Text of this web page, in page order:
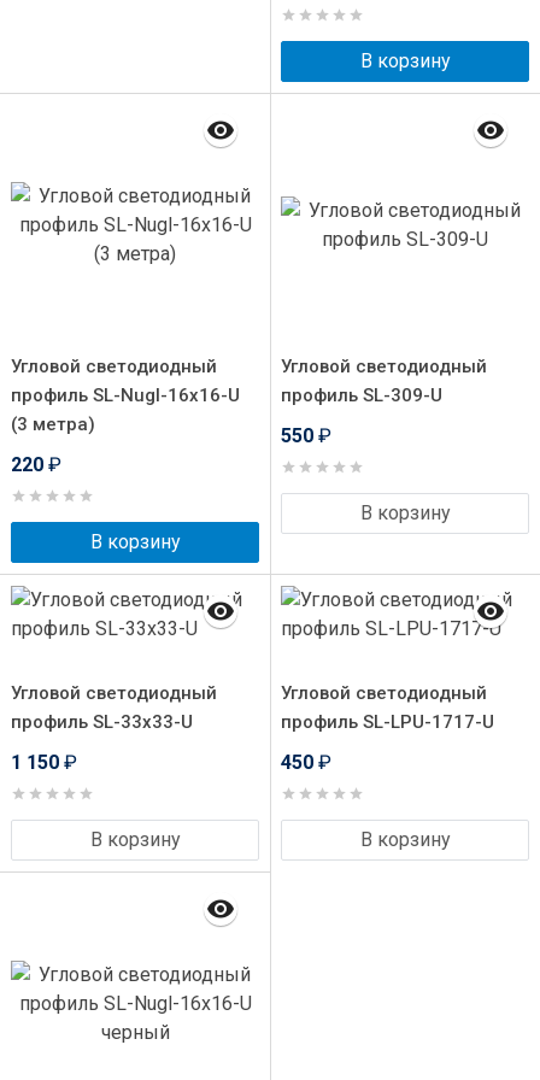
В корзину
Угловой светодиодный
профиль SL-Nugl-16x16-U
(3 метра)
220 ₽
В корзину
Угловой светодиодный
профиль SL-309-U
550 ₽
В корзину
Угловой светодиодный
профиль SL-33x33-U
1 150 ₽
В корзину
Угловой светодиодный
профиль SL-LPU-1717-U
450 ₽
В корзину